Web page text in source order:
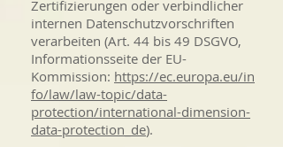
Zertifizierungen oder verbindlicher
internen Datenschutzvorschriften
verarbeiten (Art. 44 bis 49 DSGVO,
Informationsseite der EU-
Kommission: https://ec.europa.eu/in
fo/law/law-topic/data-
protection/international-dimension-
data-protection_de).